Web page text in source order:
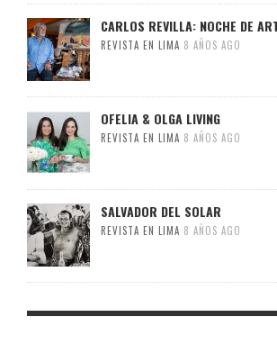
CARLOS REVILLA: NOCHE DE
REVISTA EN LIMA 8 AÑOS AGO
OFELIA & OLGA LIVING
REVISTA EN LIMA 8 AÑOS AGO
SALVADOR DEL SOLAR
REVISTA EN LIMA 8 AÑOS AGO